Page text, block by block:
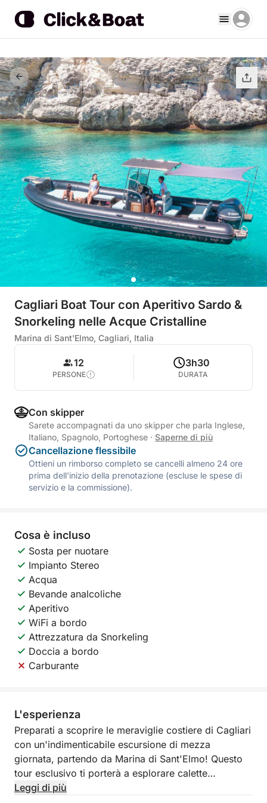
Cagliari Boat Tour con Aperitivo Sardo &
Snorkeling nelle Acque Cristalline
Marina di Sant'Elmo, Cagliari, Italia
12
PERSONE
3h30
DURATA
Con skipper
Sarete accompagnati da uno skipper che parla Inglese,
Italiano, Spagnolo, Portoghese · Saperne di più
Cancellazione flessibile
Ottieni un rimborso completo se cancelli almeno 24 ore
prima dell'inizio della prenotazione (escluse le spese di
servizio e la commissione).
Cosa è incluso
Sosta per nuotare
Impianto Stereo
Acqua
Bevande analcoliche
Aperitivo
WiFi a bordo
Attrezzatura da Snorkeling
Doccia a bordo
Carburante
L'esperienza
Preparati a scoprire le meraviglie costiere di Cagliari
con un'indimenticabile escursione di mezza
giornata, partendo da Marina di Sant'Elmo! Questo
tour esclusivo ti porterà a esplorare calette
nascoste, grotte misteriose e piscine naturali,
Leggi di più